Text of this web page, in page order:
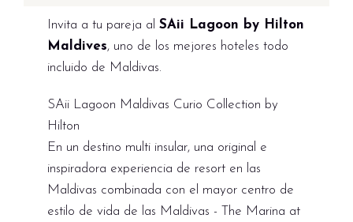
Invita a tu pareja al SAii Lagoon by Hilton
Maldives, uno de los mejores hoteles todo
incluido de Maldivas.
SAii Lagoon Maldivas Curio Collection by
Hilton
En un destino multi insular, una original e
inspiradora experiencia de resort en las
Maldivas combinada con el mayor centro de
estilo de vida de las Maldivas - The Marina at